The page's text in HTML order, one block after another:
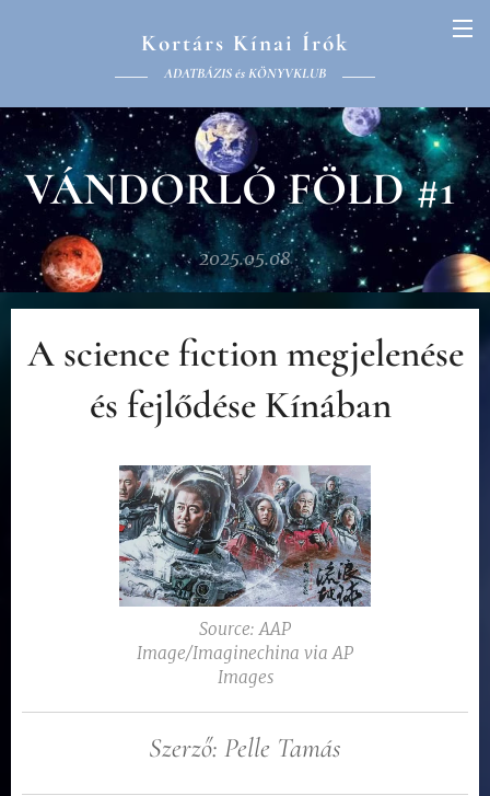
Kortárs Kínai Írók
ADATBÁZIS és KÖNYVKLUB
VÁNDORLÓ FÖLD #1
2025.05.08
A science fiction megjelenése
és fejlődése Kínában
Source: AAP
Image/Imaginechina via AP
Images
Szerző: Pelle Tamás